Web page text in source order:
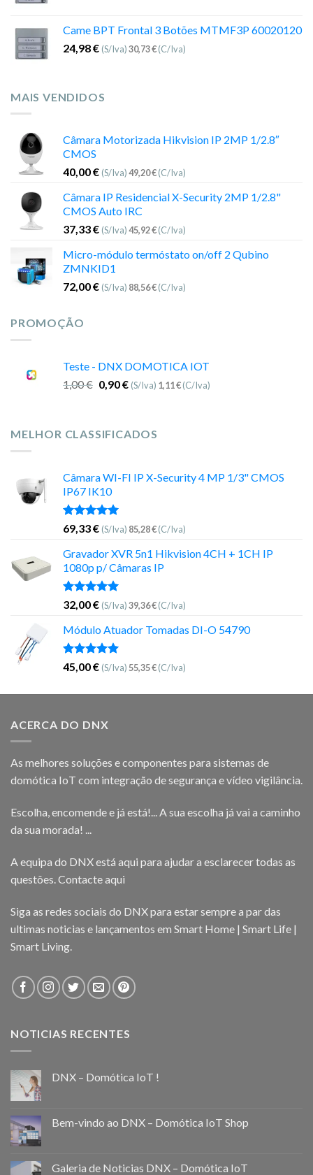
Came BPT Frontal 3 Botões MTMF3P 60020120
24,98€ (S/Iva)30,73€(C/Iva)
MAIS VENDIDOS
Câmara Motorizada Hikvision IP 2MP 1/2.8″
CMOS
40,00€ (S/Iva)49,20€(C/Iva)
Câmara IP Residencial X-Security 2MP 1/2.8"
CMOS Auto IRC
37,33€ (S/Iva)45,92€(C/Iva)
Micro-módulo termóstato on/off 2 Qubino
ZMNKID1
72,00€ (S/Iva) 88,56€(C/Iva)
PROMOÇÃO
Teste - DNX DOMOTICA IOT
1,00€ 0,90€ (S/Iva) 1,11€(C/Iva)
MELHOR CLASSIFICADOS
Câmara WI-FI IP X-Security 4 MP 1/3" CMOS
IP67 IK10
Avaliação
5.00
de 5
69,33€ (S/Iva) 85,28€(C/Iva)
Gravador XVR 5n1 Hikvision 4CH + 1CH IP
1080p p/ Câmaras IP
Avaliação
5.00
de 5
32,00€ (S/Iva)39,36€(C/Iva)
Módulo Atuador Tomadas DI-O 54790
Avaliação
5.00
de 5
45,00€ (S/Iva)55,35€(C/Iva)
ACERCA DO DNX
As melhores soluções e componentes para sistemas de
domótica IoT com integração de segurança e vídeo vigilância.
Escolha, encomende e já está!... A sua escolha já vai a caminho
da sua morada! ...
A equipa do DNX está aqui para ajudar a esclarecer todas as
questões. Contacte aqui
Siga as redes sociais do DNX para estar sempre a par das
ultimas noticias e lançamentos em Smart Home | Smart Life |
Smart Living.
NOTICIAS RECENTES
DNX – Domótica IoT !
Bem-vindo ao DNX – Domótica IoT Shop
Galeria de Noticias DNX – Domótica IoT